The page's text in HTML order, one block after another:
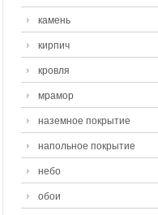
камень
кирпич
кровля
мрамор
наземное покрытие
напольное покрытие
небо
обои